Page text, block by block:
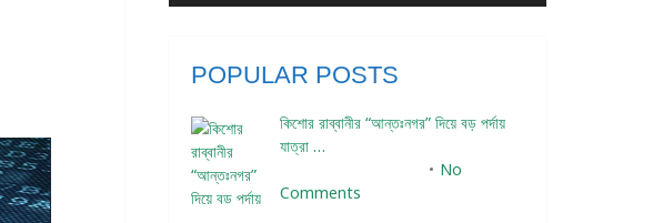
POPULAR POSTS
কিশোর রাব্বানীর “আন্তঃনগর” দিয়ে বড় পর্দায়
যাত্রা …
No
Comments